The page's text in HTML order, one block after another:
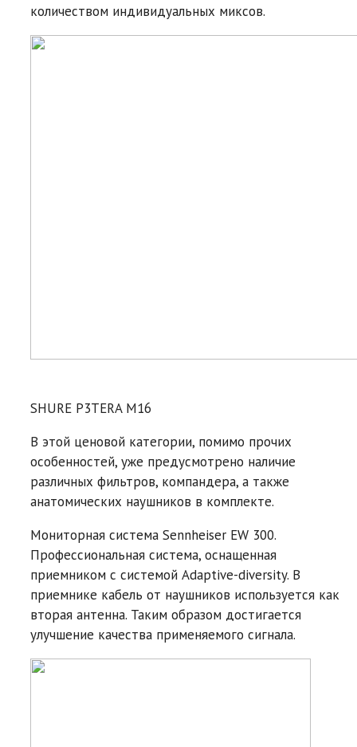
количеством индивидуальных миксов.
SHURE P3TERA M16
В этой ценовой категории, помимо прочих
особенностей, уже предусмотрено наличие
различных фильтров, компандера, а также
анатомических наушников в комплекте.
Мониторная система Sennheiser EW 300.
Профессиональная система, оснащенная
приемником с системой Adaptive-diversity. В
приемнике кабель от наушников используется как
вторая антенна. Таким образом достигается
улучшение качества применяемого сигнала.